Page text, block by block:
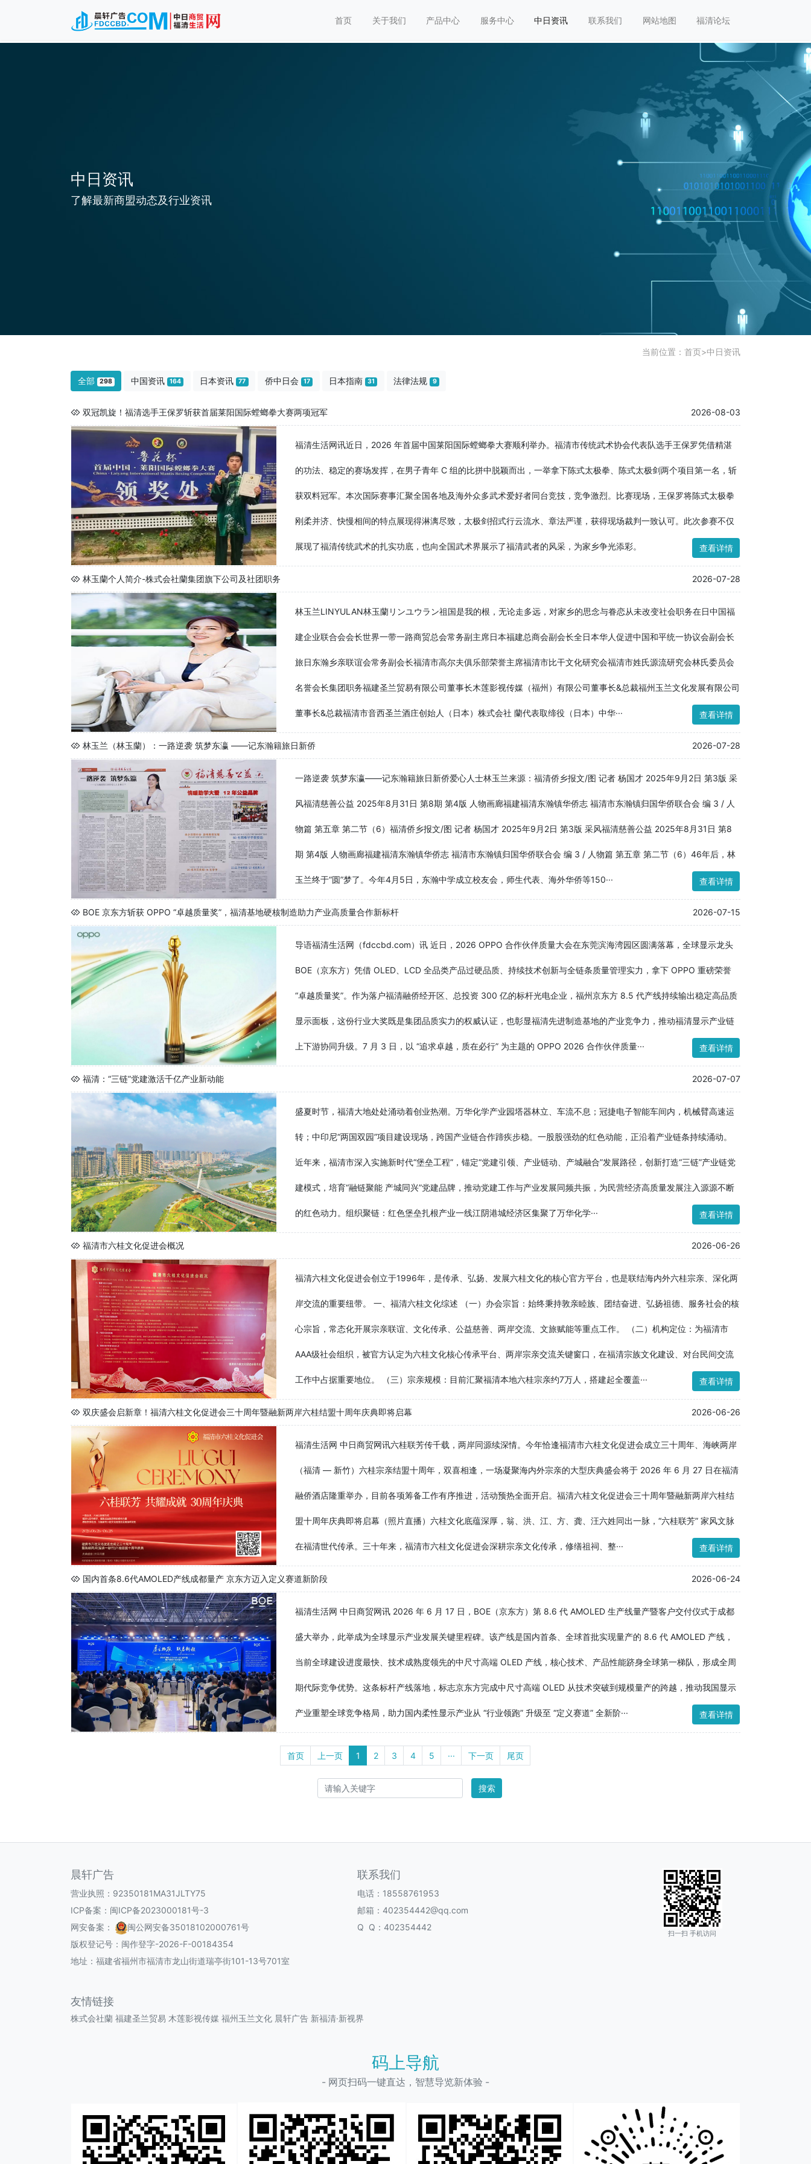
首页 关于我们 产品中心 服务中心 中日资讯 联系我们 网站地图 福清论坛
中日资讯
了解最新商盟动态及行业资讯
当前位置： 首页>中日资讯
全部 298 中国资讯 164 日本资讯 77 侨中日会 17 日本指南 31 法律法规 9
双冠凯旋！福清选手王保罗斩获首届莱阳国际螳螂拳大赛两项冠军 2026-08-03
福清生活网讯近日，2026 年首届中国莱阳国际螳螂拳大赛顺利举办。福清市传统武术协会代表队选手王保罗凭借精湛
的功法、稳定的赛场发挥，在男子青年 C 组的比拼中脱颖而出，一举拿下陈式太极拳、陈式太极剑两个项目第一名，斩
获双料冠军。本次国际赛事汇聚全国各地及海外众多武术爱好者同台竞技，竞争激烈。比赛现场，王保罗将陈式太极拳
刚柔并济、快慢相间的特点展现得淋漓尽致，太极剑招式行云流水、章法严谨，获得现场裁判一致认可。此次参赛不仅
展现了福清传统武术的扎实功底，也向全国武术界展示了福清武者的风采，为家乡争光添彩。 查看详情
林玉蘭个人简介-株式会社蘭集团旗下公司及社团职务 2026-07-28
林玉兰LINYULAN林玉蘭リンユウラン祖国是我的根，无论走多远，对家乡的思念与眷恋从未改变社会职务在日中国福
建企业联合会会长世界一带一路商贸总会常务副主席日本福建总商会副会长全日本华人促进中国和平统一协议会副会长
旅日东瀚乡亲联谊会常务副会长福清市高尔夫俱乐部荣誉主席福清市比干文化研究会福清市姓氏源流研究会林氏委员会
名誉会长集团职务福建圣兰贸易有限公司董事长木莲影视传媒（福州）有限公司董事长&总裁福州玉兰文化发展有限公司
董事长&总裁福清市音西圣兰酒庄创始人（日本）株式会社 蘭代表取缔役（日本）中华··· 查看详情
林玉兰（林玉蘭）：一路逆袭 筑梦东瀛 ——记东瀚籍旅日新侨 2026-07-28
一路逆袭 筑梦东瀛——记东瀚籍旅日新侨爱心人士林玉兰来源：福清侨乡报文/图 记者 杨国才 2025年9月2日 第3版 采
风福清慈善公益 2025年8月31日 第8期 第4版 人物画廊福建福清东瀚镇华侨志 福清市东瀚镇归国华侨联合会 编 3 / 人
物篇 第五章 第二节（6）福清侨乡报文/图 记者 杨国才 2025年9月2日 第3版 采风福清慈善公益 2025年8月31日 第8
期 第4版 人物画廊福建福清东瀚镇华侨志 福清市东瀚镇归国华侨联合会 编 3 / 人物篇 第五章 第二节（6）46年后，林
玉兰终于“圆”梦了。今年4月5日，东瀚中学成立校友会，师生代表、海外华侨等150··· 查看详情
BOE 京东方斩获 OPPO “卓越质量奖”，福清基地硬核制造助力产业高质量合作新标杆 2026-07-15
导语福清生活网（fdccbd.com）讯 近日，2026 OPPO 合作伙伴质量大会在东莞滨海湾园区圆满落幕，全球显示龙头
BOE（京东方）凭借 OLED、LCD 全品类产品过硬品质、持续技术创新与全链条质量管理实力，拿下 OPPO 重磅荣誉
“卓越质量奖”。作为落户福清融侨经开区、总投资 300 亿的标杆光电企业，福州京东方 8.5 代产线持续输出稳定高品质
显示面板，这份行业大奖既是集团品质实力的权威认证，也彰显福清先进制造基地的产业竞争力，推动福清显示产业链
上下游协同升级。7 月 3 日，以 “追求卓越，质在必行” 为主题的 OPPO 2026 合作伙伴质量··· 查看详情
福清：“三链”党建激活千亿产业新动能 2026-07-07
盛夏时节，福清大地处处涌动着创业热潮。万华化学产业园塔器林立、车流不息；冠捷电子智能车间内，机械臂高速运
转；中印尼“两国双园”项目建设现场，跨国产业链合作蹄疾步稳。一股股强劲的红色动能，正沿着产业链条持续涌动。
近年来，福清市深入实施新时代“堡垒工程”，锚定“党建引领、产业链动、产城融合”发展路径，创新打造“三链”产业链党
建模式，培育“融链聚能 产城同兴”党建品牌，推动党建工作与产业发展同频共振，为民营经济高质量发展注入源源不断
的红色动力。组织聚链：红色堡垒扎根产业一线江阴港城经济区集聚了万华化学··· 查看详情
福清市六桂文化促进会概况 2026-06-26
福清六桂文化促进会创立于1996年，是传承、弘扬、发展六桂文化的核心官方平台，也是联结海内外六桂宗亲、深化两
岸交流的重要纽带。 一、福清六桂文化综述 （一）办会宗旨：始终秉持敦亲睦族、团结奋进、弘扬祖德、服务社会的核
心宗旨，常态化开展宗亲联谊、文化传承、公益慈善、两岸交流、文旅赋能等重点工作。 （二）机构定位：为福清市
AAA级社会组织，被官方认定为六桂文化核心传承平台、两岸宗亲交流关键窗口，在福清宗族文化建设、对台民间交流
工作中占据重要地位。 （三）宗亲规模：目前汇聚福清本地六桂宗亲约7万人，搭建起全覆盖··· 查看详情
双庆盛会启新章！福清六桂文化促进会三十周年暨融新两岸六桂结盟十周年庆典即将启幕 2026-06-26
福清生活网 中日商贸网讯六桂联芳传千载，两岸同源续深情。今年恰逢福清市六桂文化促进会成立三十周年、海峡两岸
（福清 — 新竹）六桂宗亲结盟十周年，双喜相逢，一场凝聚海内外宗亲的大型庆典盛会将于 2026 年 6 月 27 日在福清
融侨酒店隆重举办，目前各项筹备工作有序推进，活动预热全面开启。福清六桂文化促进会三十周年暨融新两岸六桂结
盟十周年庆典即将启幕（照片直播）六桂文化底蕴深厚，翁、洪、江、方、龚、汪六姓同出一脉，“六桂联芳” 家风文脉
在福清世代传承。三十年来，福清市六桂文化促进会深耕宗亲文化传承，修缮祖祠、整··· 查看详情
国内首条8.6代AMOLED产线成都量产 京东方迈入定义赛道新阶段 2026-06-24
福清生活网 中日商贸网讯 2026 年 6 月 17 日，BOE（京东方）第 8.6 代 AMOLED 生产线量产暨客户交付仪式于成都
盛大举办，此举成为全球显示产业发展关键里程碑。该产线是国内首条、全球首批实现量产的 8.6 代 AMOLED 产线，
当前全球建设进度最快、技术成熟度领先的中尺寸高端 OLED 产线，核心技术、产品性能跻身全球第一梯队，形成全周
期代际竞争优势。这条标杆产线落地，标志京东方完成中尺寸高端 OLED 从技术突破到规模量产的跨越，推动我国显示
产业重塑全球竞争格局，助力国内柔性显示产业从 “行业领跑” 升级至 “定义赛道” 全新阶··· 查看详情
首页 上一页 1 2 3 4 5 ··· 下一页 尾页
搜索
晨轩广告
营业执照：92350181MA31JLTY75
ICP备案： 闽ICP备2023000181号-3
网安备案：
闽公网安备35018102000761号
版权登记号： 闽作登字-2026-F-00184354
地址：福建省福州市福清市龙山街道瑞亭街101-13号701室
联系我们
电话：18558761953
邮箱：402354442@qq.com
Q Q：402354442
扫一扫 手机访问
友情链接
株式会社蘭 福建圣兰贸易 木莲影视传媒 福州玉兰文化 晨轩广告 新福清·新视界
码上导航
- 网页扫码一键直达，智慧导览新体验 -